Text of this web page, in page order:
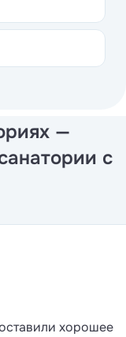
—
с
хорошее